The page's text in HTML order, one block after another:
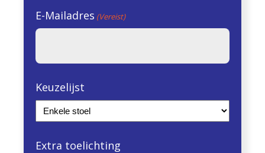
E-Mailadres (Vereist)
Keuzelijst
Extra toelichting